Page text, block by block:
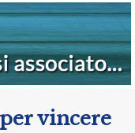
vincere